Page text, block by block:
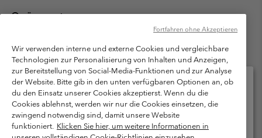
Österreich
Columbia Sportswear Austria GmbH. Moosfeldstraße 1, 5101
Bergheim, Salzburg Österreich. Alle Rechte vorbehalten.
Nutzungsbedingungen
Allgemeine Verkaufsbedingungen
Garantie
Datenschutzerklärung
Bestimmungen und Bedingungen des Mitglieder Programms
Nutzungsbedingungen Für Nutzergenerierte Inhalte
Cookies
Wir verwenden interne und externe Cookies und vergleichbare
Technologien zur Personalisierung von Inhalten und Anzeigen,
zur Bereitstellung von Social-Media-Funktionen und zur Analyse
der Website. Bitte gib in den unten verfügbaren Optionen an, ob
du den Einsatz unserer Cookies akzeptierst. Wenn du die
Cookies ablehnst, werden wir nur die Cookies einsetzen, die
zwingend notwendig sind, damit unsere Website
funktioniert. Klicken Sie hier, um weitere Informationen in
Fortfahren ohne Akzeptieren
Bitte wählen Sie Ihr Lieferland und Ihre Sprache
Online-Einkauf verfügbar